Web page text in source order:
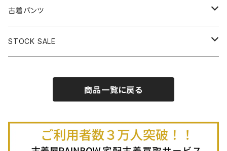
古着オールインワン
古着オーバーオール
古着半袖プルオーバー
古着長袖Ｔシャツ
古着半袖Ｔシャツ
古着ベスト
古着キャミソール
古着ポロシャツ
古着長袖ポロシャツ
古着スウェット
古着半袖ニット
古着ニットアウター
古着ライトコート
古着ヘビージャケット
古着羽織り
古着ロング丈スカート (丈76cm-)
古着膝丈スカート (丈56-75cm)
古着ミニ丈スカート (丈56-75cm)
古着パンツ
古着ロング丈パンツ
STOCK SALE
Autumn / Winter
商品一覧に戻る